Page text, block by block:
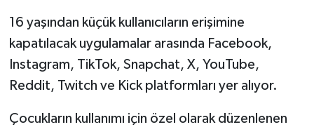
16 yaşından küçük kullanıcıların erişimine
kapatılacak uygulamalar arasında Facebook,
Instagram, TikTok, Snapchat, X, YouTube,
Reddit, Twitch ve Kick platformları yer alıyor.
Çocukların kullanımı için özel olarak düzenlenen